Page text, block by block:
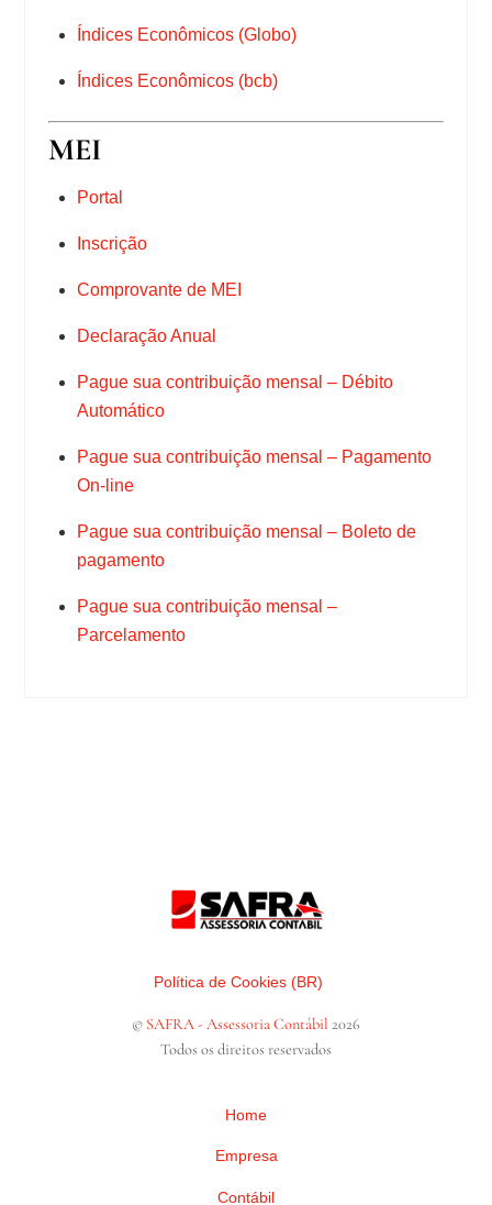
Índices Econômicos (Globo)
Índices Econômicos (bcb)
MEI
Portal
Inscrição
Comprovante de MEI
Declaração Anual
Pague sua contribuição mensal – Débito
Automático
Pague sua contribuição mensal – Pagamento
On-line
Pague sua contribuição mensal – Boleto de
pagamento
Pague sua contribuição mensal –
Parcelamento
Política de Cookies (BR)
© SAFRA - Assessoria Contábil 2026
Todos os direitos reservados
Home
Empresa
Contábil